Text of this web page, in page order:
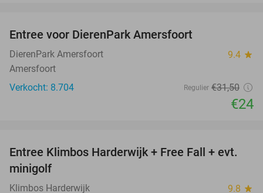
Entree voor DierenPark Amersfoort
DierenPark Amersfoort 9.4 star
Amersfoort
Verkocht: 8.704
Regulier €31,50
€24
30%
Entree Klimbos Harderwijk + Free Fall + evt.
minigolf
Klimbos Harderwijk 9.8 star